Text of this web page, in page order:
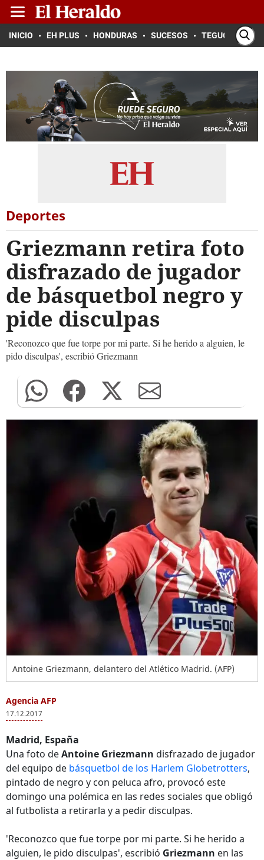
INICIO EH PLUS HONDURAS SUCESOS TEGUCIGALPA
Deportes
Griezmann retira foto
disfrazado de jugador
de básquetbol negro y
pide disculpas
'Reconozco que fue torpe por mi parte. Si he herido a alguien, le
pido disculpas', escribió Griezmann
Antoine Griezmann, delantero del Atlético Madrid. (AFP)
Agencia AFP
17.12.2017
Madrid, España
Una foto deAntoine Griezmann disfrazado de jugador
del equipo de básquetbol de los Harlem Globetrotters,
pintado de negro y con peluca afro, provocó este
domingo una polémica en las redes sociales que obligó
al futbolista a retirarla y a pedir disculpas.
'Reconozco que fue torpe por mi parte. Si he herido a
alguien, le pido disculpas', escribió Griezmann en las